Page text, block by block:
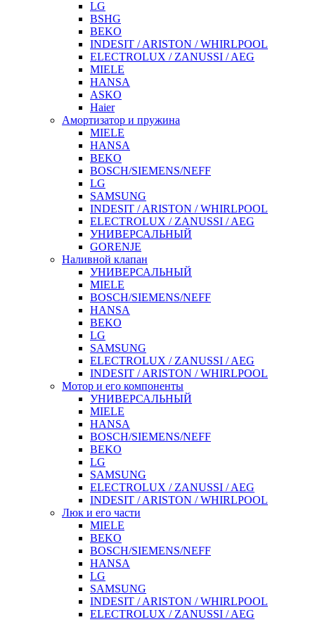
LG
BSHG
BEKO
INDESIT / ARISTON / WHIRLPOOL
ELECTROLUX / ZANUSSI / AEG
MIELE
HANSA
ASKO
Haier
Амортизатор и пружина
MIELE
HANSA
BEKO
BOSCH/SIEMENS/NEFF
LG
SAMSUNG
INDESIT / ARISTON / WHIRLPOOL
ELECTROLUX / ZANUSSI / AEG
УНИВЕРСАЛЬНЫЙ
GORENJE
Наливной клапан
УНИВЕРСАЛЬНЫЙ
MIELE
BOSCH/SIEMENS/NEFF
HANSA
BEKO
LG
SAMSUNG
ELECTROLUX / ZANUSSI / AEG
INDESIT / ARISTON / WHIRLPOOL
Мотор и его компоненты
УНИВЕРСАЛЬНЫЙ
MIELE
HANSA
BOSCH/SIEMENS/NEFF
BEKO
LG
SAMSUNG
ELECTROLUX / ZANUSSI / AEG
INDESIT / ARISTON / WHIRLPOOL
Люк и его части
MIELE
BEKO
BOSCH/SIEMENS/NEFF
HANSA
LG
SAMSUNG
INDESIT / ARISTON / WHIRLPOOL
ELECTROLUX / ZANUSSI / AEG